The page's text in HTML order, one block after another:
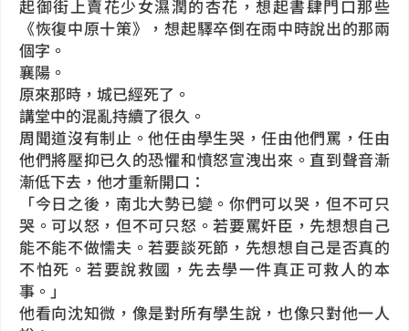
起御街上賣花少女濕潤的杏花，想起書肆門口那些
《恢復中原十策》，想起驛卒倒在雨中時說出的那兩
個字。
襄陽。
原來那時，城已經死了。
講堂中的混亂持續了很久。
周聞道沒有制止。他任由學生哭，任由他們罵，任由
他們將壓抑已久的恐懼和憤怒宣洩出來。直到聲音漸
漸低下去，他才重新開口：
「今日之後，南北大勢已變。你們可以哭，但不可只
哭。可以怒，但不可只怒。若要罵奸臣，先想想自己
能不能不做懦夫。若要談死節，先想想自己是否真的
不怕死。若要說救國，先去學一件真正可救人的本
事。」
他看向沈知微，像是對所有學生說，也像只對他一人